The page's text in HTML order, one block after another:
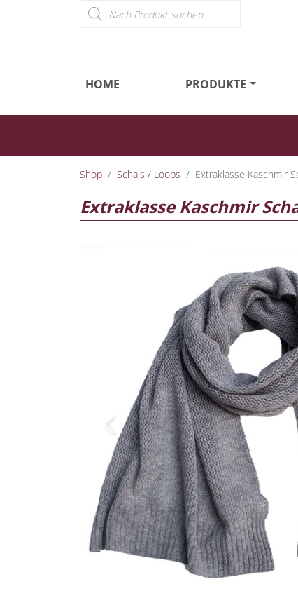
Products search
HOME PRODUKTE
Shop Schals / Loops Extraklasse Kaschmir
Extraklasse Kaschmir
Previous